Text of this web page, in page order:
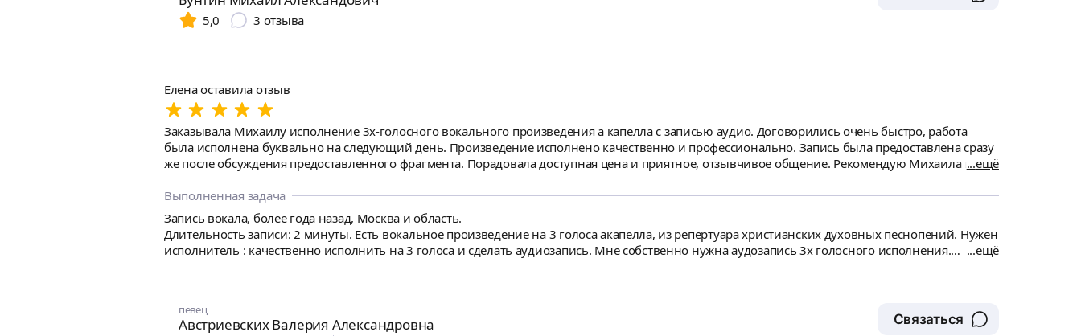
5,0
3 отзыва
Елена оставила отзыв
Заказывала Михаилу исполнение 3х-голосного вокального произведения а капелла с записью аудио. Договорились очень быстро, работа
была исполнена буквально на следующий день. Произведение исполнено качественно и профессионально. Запись была предоставлена сразу
же после обсуждения предоставленного фрагмента. Порадовала доступная цена и приятное, отзывчивое общение. Рекомендую Михаила какещё
Выполненная задача
Запись вокала, более года назад, Москва и область.
Длительность записи: 2 минуты. Есть вокальное произведение на 3 голоса акапелла, из репертуара христианских духовных песнопений. Нужен
исполнитель : качественно исполнить на 3 голоса и сделать аудиозапись. Мне собственно нужна аудозапись 3х голосного исполнения.
ещё
певец
Австриевских Валерия Александровна
Связаться